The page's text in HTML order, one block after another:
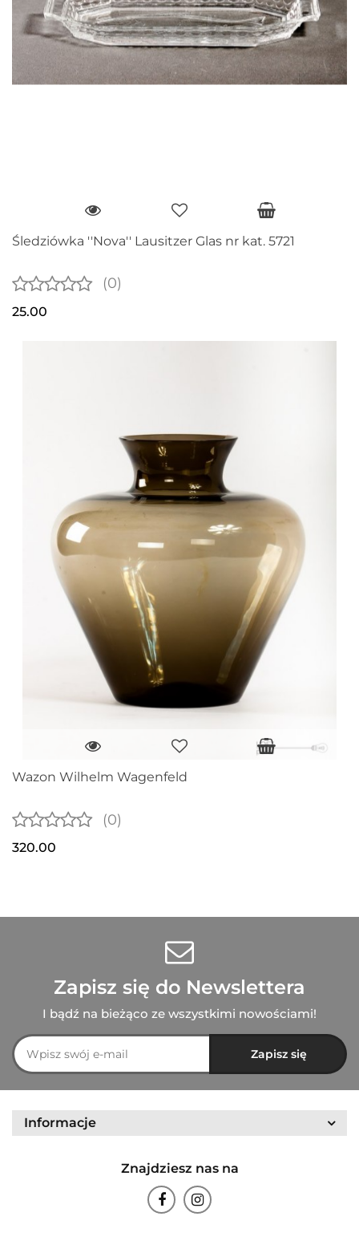
Śledziówka ''Nova'' Lausitzer Glas nr kat. 5721
(0)
25.00
Wazon Wilhelm Wagenfeld
(0)
320.00
Zapisz się do Newslettera
I bądź na bieżąco ze wszystkimi nowościami!
Informacje
Znajdziesz nas na